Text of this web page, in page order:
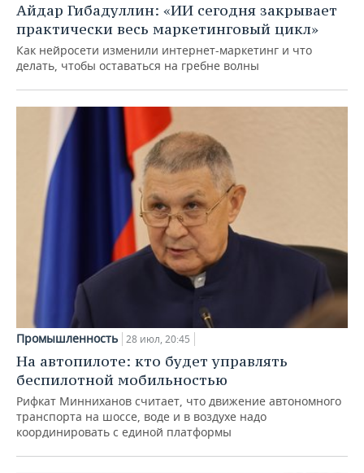
Айдар Гибадуллин: «ИИ сегодня закрывает
практически весь маркетинговый цикл»
Как нейросети изменили интернет-маркетинг и что
делать, чтобы оставаться на гребне волны
Промышленность 28 июл, 20:45
На автопилоте: кто будет управлять
беспилотной мобильностью
Рифкат Минниханов считает, что движение автономного
транспорта на шоссе, воде и в воздухе надо
координировать с единой платформы